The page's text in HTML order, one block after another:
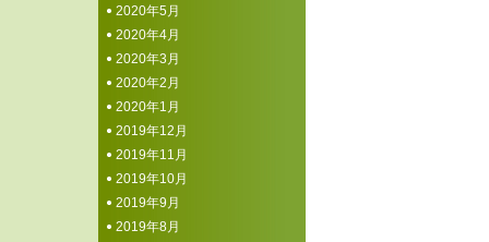
2020年5月
2020年4月
2020年3月
2020年2月
2020年1月
2019年12月
2019年11月
2019年10月
2019年9月
2019年8月